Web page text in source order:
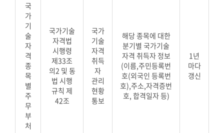
국
가
기
술
자
격
종
목
별
주
무
부
처
국가기술
자격법
시행령
제33조
의2 및 동
법 시행
규칙 제
42조
국가
기술
자격
취득
자
관리
현황
통보
해당 종목에 대한
분기별 국가기술
자격 취득자 정보
(이름,주민등록번
호(외국인 등록번
호),주소,자격증번
호, 합격일자 등)
1년
마다
갱신